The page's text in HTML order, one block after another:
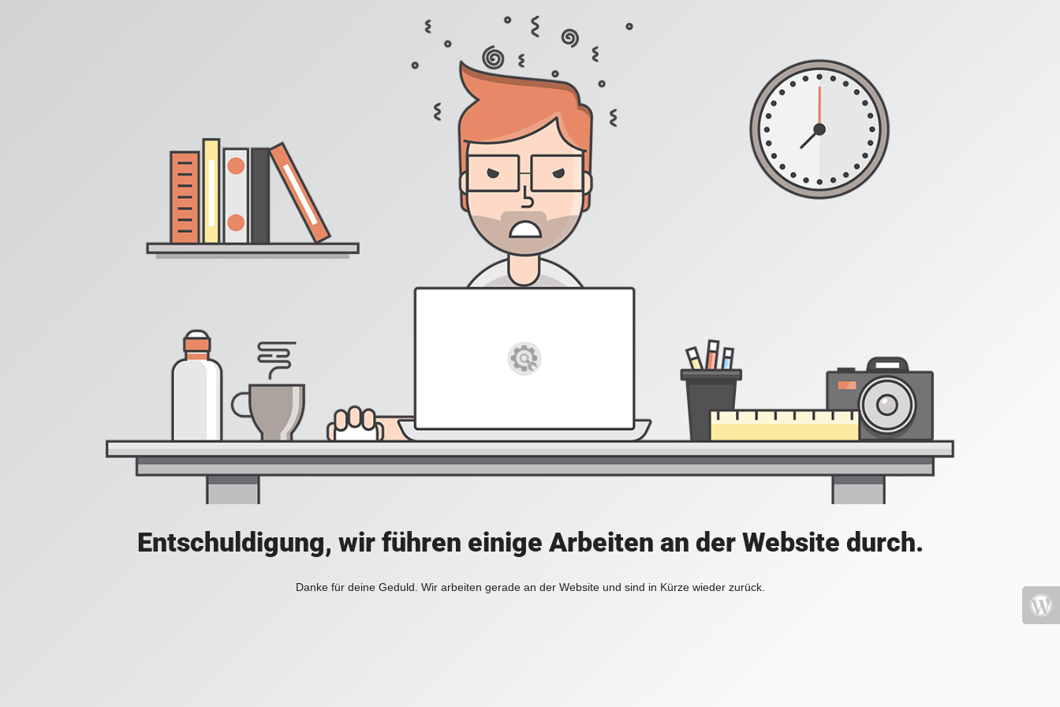
Entschuldigung, wir führen einige Arbeiten an der Website durch.
Danke für deine Geduld. Wir arbeiten gerade an der Website und sind in Kürze wieder zurück.